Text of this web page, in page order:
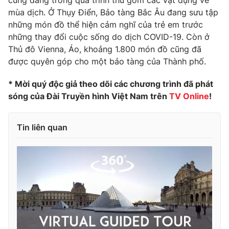
Photo Infographic
Video Shorts video
Thị trường 24h
Vươn mình bằng AI
VTV9 VTV8
Liên hệ tòa soạn English
mùa dịch. Ở Thụy Điển, Bảo tàng Bắc Âu đang sưu tập
những món đồ thể hiện cảm nghĩ của trẻ em trước
những thay đổi cuộc sống do dịch COVID-19. Còn ở
Thủ đô Vienna, Áo, khoảng 1.800 món đồ cũng đã
được quyên góp cho một bảo tàng của Thành phố.
* Mời quý độc giả theo dõi các chương trình đã phát
sóng của Đài Truyền hình Việt Nam trên TV Online!
Tin liên quan